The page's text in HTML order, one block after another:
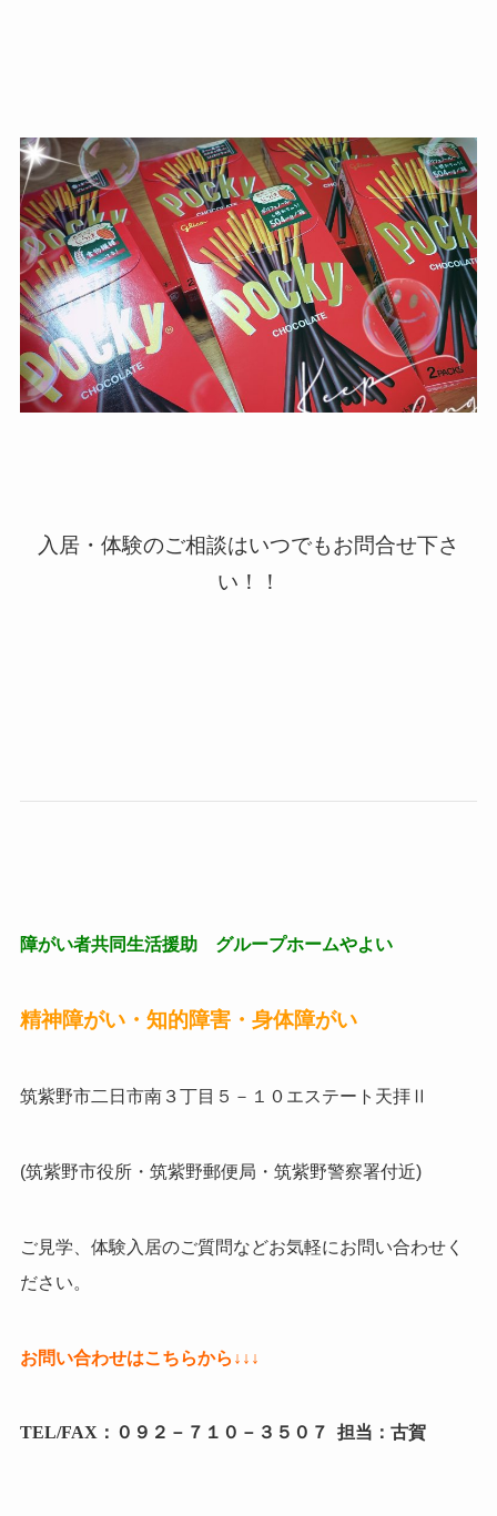
入居・体験のご相談はいつでもお問合せ下さ
い！！
障がい者共同生活援助 グループホームやよい
精神障がい・知的障害・身体障がい
筑紫野市二日市南３丁目５－１０エステート天拝Ⅱ
(筑紫野市役所・筑紫野郵便局・筑紫野警察署付近)
ご見学、体験入居のご質問などお気軽にお問い合わせく
ださい。
お問い合わせはこちらから↓↓↓
TEL/FAX：０９２－７１０－３５０７ 担当：古賀